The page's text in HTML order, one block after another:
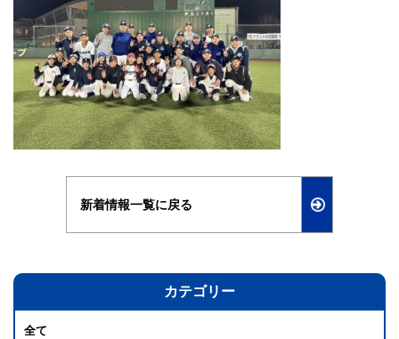
新着情報一覧に戻る
カテゴリー
全て